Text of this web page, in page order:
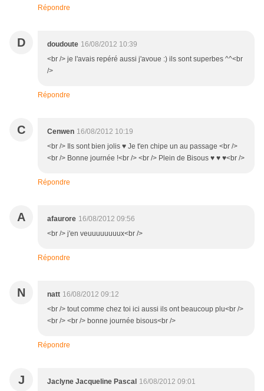
Répondre
D doudoute 16/08/2012 10:39
<br /> je l'avais repéré aussi j'avoue :) ils sont superbes ^^<br
/>
Répondre
C Cenwen 16/08/2012 10:19
<br /> Ils sont bien jolis ♥ Je t'en chipe un au passage <br />
<br /> Bonne journée !<br /> <br /> Plein de Bisous ♥ ♥ ♥<br />
Répondre
A afaurore 16/08/2012 09:56
<br /> j'en veuuuuuuuux<br />
Répondre
N natt 16/08/2012 09:12
<br /> tout comme chez toi ici aussi ils ont beaucoup plu<br />
<br /> <br /> bonne journée bisous<br />
Répondre
J Jaclyne Jacqueline Pascal 16/08/2012 09:01